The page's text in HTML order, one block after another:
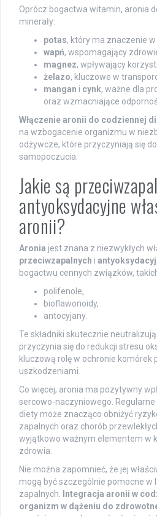
Oprócz bogactwa witamin, aronia
minerały:
potas, który ma znaczenie
wapń, wspomagający
magnez, wpływający
żelazo, kluczowe w
mangan i cynk, ważne dla
oraz wzmacniające
Włączenie aronii do codziennej
na wzbogacenie organizmu w
odżywcze, które przyczyniają się
samopoczucia.
Jakie są
antyoksydacyjne
aronii?
Aronia jest znana z niezwykłych
przeciwzapalnych i
bogactwu cennych związków,
polifenole,
bioflawonoidy,
antocyjany.
Te składniki skutecznie
przyczynia się do redukcji stresu
kluczową rolę w ochronie komórek
uszkodzeniami.
Co więcej, aronia ma pozytywny
sercowo-naczyniowego.
diety może znacząco obniżyć
zapalnych oraz chorób
wyjątkowo ważnym elementem w
zdrowia.
Nie można zapomnieć, że jej
mogą być szczególnie pomocne w
zapalnych.
Integracja aronii w
organizm w dążeniu do